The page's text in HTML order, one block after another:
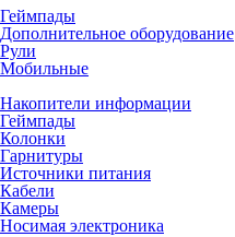
Геймпады
Дополнительное оборудование
Рули
Мобильные
Накопители информации
Геймпады
Колонки
Гарнитуры
Источники питания
Кабели
Камеры
Носимая электроника